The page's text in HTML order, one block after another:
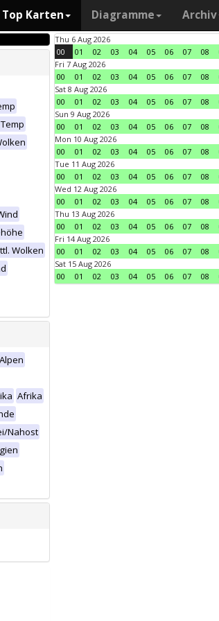
Top Karten Diagramme Archiv
Wolken
Alpen
Afrika
Nahost
Thu 6 Aug 2026
00
01 02 03 04 05 06 07 08
Fri 7 Aug 2026
00
01 02 03 04 05 06 07 08
Sat 8 Aug 2026
00
01 02 03 04 05 06 07 08
Sun 9 Aug 2026
00
01 02 03 04 05 06 07 08
Mon 10 Aug 2026
00
01 02 03 04 05 06 07 08
Tue 11 Aug 2026
00
01 02 03 04 05 06 07 08
Wed 12 Aug 2026
00
01 02 03 04 05 06 07 08
Thu 13 Aug 2026
00
01 02 03 04 05 06 07 08
Fri 14 Aug 2026
00
01 02 03 04 05 06 07 08
Sat 15 Aug 2026
00
01 02 03 04 05 06 07 08